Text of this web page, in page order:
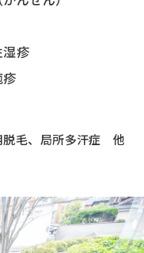
疹
脱毛、局所多汗症 他